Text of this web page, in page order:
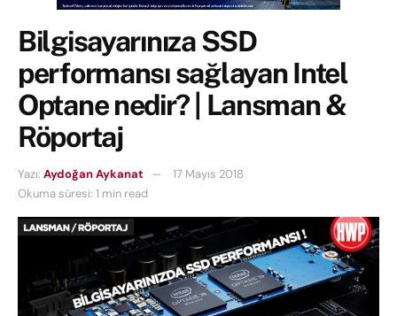
Bilgisayarınıza SSD
performansı sağlayan Intel
Optane nedir? | Lansman &
Röportaj
Yazı: Aydoğan Aykanat
17 Mayıs 2018
Okuma süresi: 1 min read